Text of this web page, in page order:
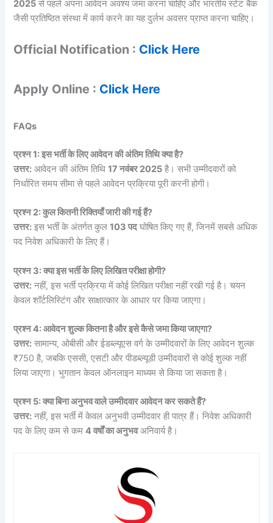
2025 से पहले अपना आवेदन अवश्य जमा करना चाहिए और भारतीय स्टेट बैंक
जैसी प्रतिष्ठित संस्था में कार्य करने का यह दुर्लभ अवसर प्राप्त करना चाहिए।
Official Notification : Click Here
Apply Online : Click Here
FAQs
प्रश्न 1: इस भर्ती के लिए आवेदन की अंतिम तिथि क्या है?
उत्तर: आवेदन की अंतिम तिथि17 नवंबर 2025 है। सभी उम्मीदवारों को
निर्धारित समय सीमा से पहले आवेदन प्रक्रिया पूरी करनी होगी।
प्रश्न 2: कुल कितनी रिक्तियाँ जारी की गई हैं?
उत्तर: इस भर्ती के अंतर्गत कुल103 पदघोषित किए गए हैं, जिनमें सबसे अधिक
पद निवेश अधिकारी के लिए हैं।
प्रश्न 3: क्या इस भर्ती के लिए लिखित परीक्षा होगी?
उत्तर: नहीं, इस भर्ती प्रक्रिया में कोई लिखित परीक्षा नहीं रखी गई है। चयन
केवल शॉर्टलिस्टिंग और साक्षात्कार के आधार पर किया जाएगा।
प्रश्न 4: आवेदन शुल्क कितना है और इसे कैसे जमा किया जाएगा?
उत्तर: सामान्य, ओबीसी और ईडब्ल्यूएस वर्ग के उम्मीदवारों के लिए आवेदन शुल्क
₹750 है, जबकि एससी, एसटी और पीडब्ल्यूडी उम्मीदवारों से कोई शुल्क नहीं
लिया जाएगा। भुगतान केवल ऑनलाइन माध्यम से किया जा सकता है।
प्रश्न 5: क्या बिना अनुभव वाले उम्मीदवार आवेदन कर सकते हैं?
उत्तर: नहीं, इस भर्ती में केवल अनुभवी उम्मीदवार ही पात्र हैं। निवेश अधिकारी
पद के लिए कम से कम4 वर्षों का अनुभवअनिवार्य है।